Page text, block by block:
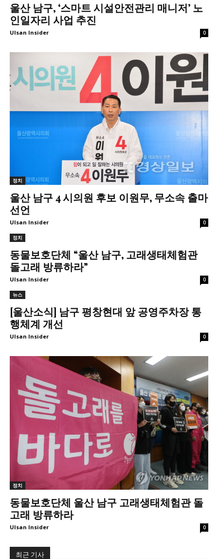
울산 남구, ‘스마트 시설안전관리 매니저’ 노
인일자리 사업 추진
Ulsan Insider 0
정치
울산 남구 4 시의원 후보 이원무, 무소속 출마
선언
Ulsan Insider 0
정치
동물보호단체 “울산 남구, 고래생태체험관
돌고래 방류하라”
Ulsan Insider 0
뉴스
[울산소식] 남구 평창현대 앞 공영주차장 통
행체계 개선
Ulsan Insider 0
정치
동물보호단체 울산 남구 고래생태체험관 돌
고래 방류하라
Ulsan Insider 0
최근 기사